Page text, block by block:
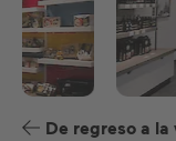
De regreso a la